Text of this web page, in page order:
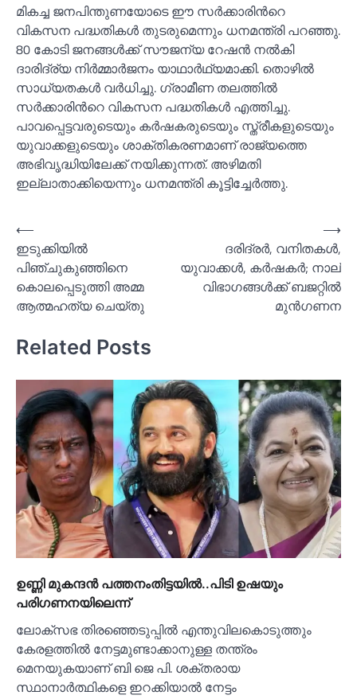
മികച്ച ജനപിന്തുണയോടെ ഈ സർക്കാരിന്‍റെ
വികസന പദ്ധതികള്‍ തുടരുമെന്നും ധനമന്ത്രി പറഞ്ഞു.
80 കോടി ജനങ്ങള്‍ക്ക് സൗജന്യ റേഷൻ നല്‍കി
ദാരിദ്ര്യ നിർമ്മാർജനം യാഥാർഥ്യമാക്കി. തൊഴില്‍
സാധ്യതകള്‍ വർധിച്ചു. ഗ്രാമീണ തലത്തില്‍
സർക്കാരിന്‍റെ വികസന പദ്ധതികള്‍ എത്തിച്ചു.
പാവപ്പെട്ടവരുടെയും കർഷകരുടെയും സ്ത്രീകളുടെയും
യുവാക്കളുടെയും ശാക്തികരണമാണ് രാജ്യത്തെ
അഭിവൃദ്ധിയിലേക്ക് നയിക്കുന്നത്. അഴിമതി
ഇല്ലാതാക്കിയെന്നും ധനമന്ത്രി കൂട്ടിച്ചേർത്തു.
Post
navigation
⟵
ഇടുക്കിയില്‍
പിഞ്ചുകുഞ്ഞിനെ
കൊലപ്പെടുത്തി അമ്മ
ആത്മഹത്യ ചെയ്തു
ദരിദ്രര്‍, വനിതകള്‍,
യുവാക്കള്‍, കര്‍ഷകര്‍; നാല്
വിഭാഗങ്ങള്‍ക്ക് ബജറ്റില്‍
മുൻഗണന
⟶
Related Posts
ഉണ്ണി മുകന്ദൻ പത്തനംതിട്ടയില്‍..പിടി ഉഷയും
പരിഗണനയിലെന്ന്
ലോക്സഭ തിരഞ്ഞെടുപ്പില്‍ എന്തുവിലകൊടുത്തും
കേരളത്തില്‍ നേട്ടമുണ്ടാക്കാനുള്ള തന്ത്രം
മെനയുകയാണ് ബി ജെ പി. ശക്തരായ
സ്ഥാനാർത്ഥികളെ ഇറക്കിയാല്‍ നേട്ടം